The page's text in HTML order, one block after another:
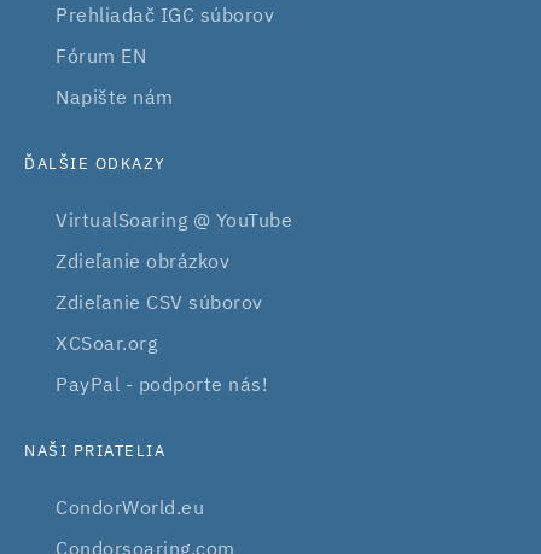
Prehliadač IGC súborov
Fórum EN
Napište nám
ĎALŠIE ODKAZY
VirtualSoaring @ YouTube
Zdieľanie obrázkov
Zdieľanie CSV súborov
XCSoar.org
PayPal - podporte nás!
NAŠI PRIATELIA
CondorWorld.eu
Condorsoaring.com